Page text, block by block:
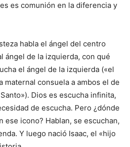
es comunión en la diferencia y
habla el ángel del centro
ángel de la izquierda, con qué
el ángel de la izquierda («el
maternal consuela a ambos el de
Dios es escucha infinita,
de escucha. Pero ¿dónde
ese icono? Hablan, se escuchan,
Y luego nació Isaac, el «hijo